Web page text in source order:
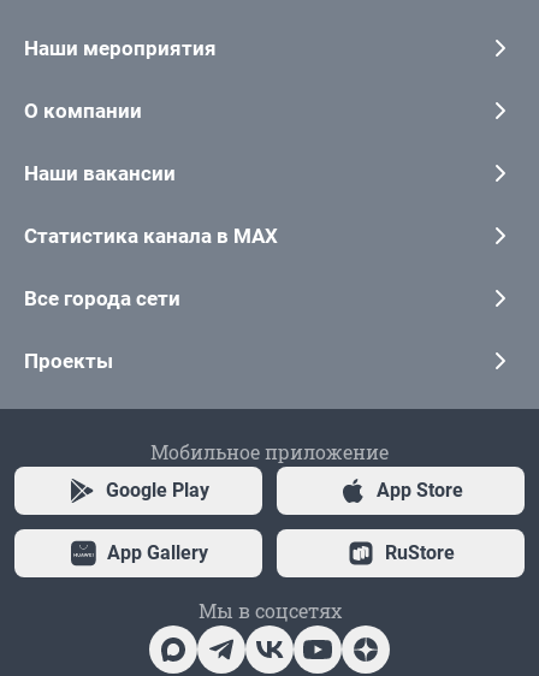
Наши мероприятия
О компании
Наши вакансии
Статистика канала в MAX
Все города сети
Проекты
Мобильное приложение
Google Play App Store
App Gallery RuStore
Мы в соцсетях